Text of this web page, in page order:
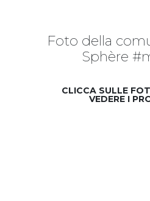
Foto della
Sphère
CLICCA SULLE
VEDERE I